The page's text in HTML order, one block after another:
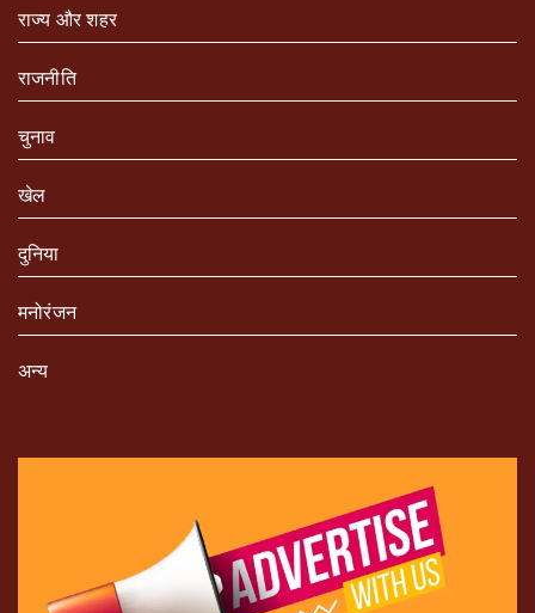
राज्य और शहर
राजनीति
चुनाव
खेल
दुनिया
मनोरंजन
अन्य